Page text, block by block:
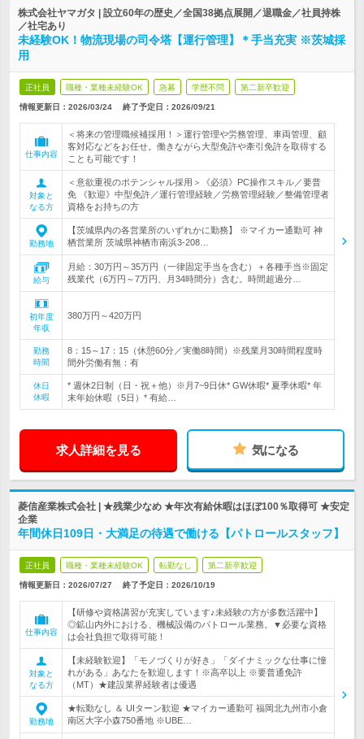
株式会社ヤマガタ | 設立60年の歴史／全国38拠点展開／退職金／社員持株
／社宅あり
未経験OK！物流現場の司令塔【運行管理】＊手当充実 ※茨城採
用
正社員 職種・業種未経験OK 急募 学歴不問 第二新卒歓迎
情報更新日：2026/03/24 終了予定日： 2026/09/21
仕事内容
＜将来の管理職候補採用！＞運行管理や労務管理、車両管理、顧
客対応などをお任せ。働きながら大型免許や牽引免許を取得する
ことも可能です！
対象と
なる方
＜意欲重視のポテンシャル採用＞《必須》PC操作スキル／要普
免 《歓迎》中型免許／運行管理経験／労務管理経験／整備管理者
資格をお持ちの方
勤務地
【茨城県内の各営業所のいずれかに勤務】 ※マイカー通勤可 神
栖営業所 茨城県神栖市南浜3-208…
給与
月給：30万円～35万円（一律固定手当を含む）＋各種手当※固定
残業代（6万円～7万円、月34時間分）含む。時間超過分…
初年度
年収
380万円～420万円
勤務
時間
8：15～17：15（休憩60分／実働8時間）※残業月30時間程度時
間外労働有無：有
休日
休暇
* 週休2日制（日・祝＋他）※月7~9日休* GW休暇* 夏季休暇* 年
末年始休暇（5日）* 有給…
求人詳細を見る 気になる
菱信産業株式会社 | ★残業少なめ ★年次有給休暇はほぼ100％取得可 ★安定
企業
年間休日109日・大満足の待遇で働ける【パトロールスタッフ】
正社員 職種・業種未経験OK 転勤なし 第二新卒歓迎
情報更新日：2026/07/27 終了予定日： 2026/10/19
仕事内容
【研修や資格講習が充実しています♪未経験の方が多数活躍中】
◎鉱山内外における、機械設備のパトロール業務。▼必要な資格
は会社負担で取得可能！
対象と
なる方
【未経験歓迎】「モノづくりが好き」「ダイナミックな仕事に憧
れがある」あなたを歓迎します！※高卒以上 ※要普通免許
（MT）★建設業界経験者は優遇
勤務地
★転勤なし ＆ UIターン歓迎 ★マイカー通勤可 福岡北九州市小倉
南区大字小森750番地 ※UBE…